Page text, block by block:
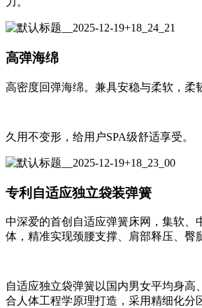
高弹海绵
高密度回弹海绵。兼具安稳与柔软，柔
久用不变形，给用户SPA级舒适享受。
专利自适应独立袋装弹簧
中深爱的首创自适应弹簧床网，集软、
体，精准实现颈腰支撑、肩部释压、臀
自适应独立袋弹簧以国内男女平均身高
合人体工程学原理打造，采用精细化分